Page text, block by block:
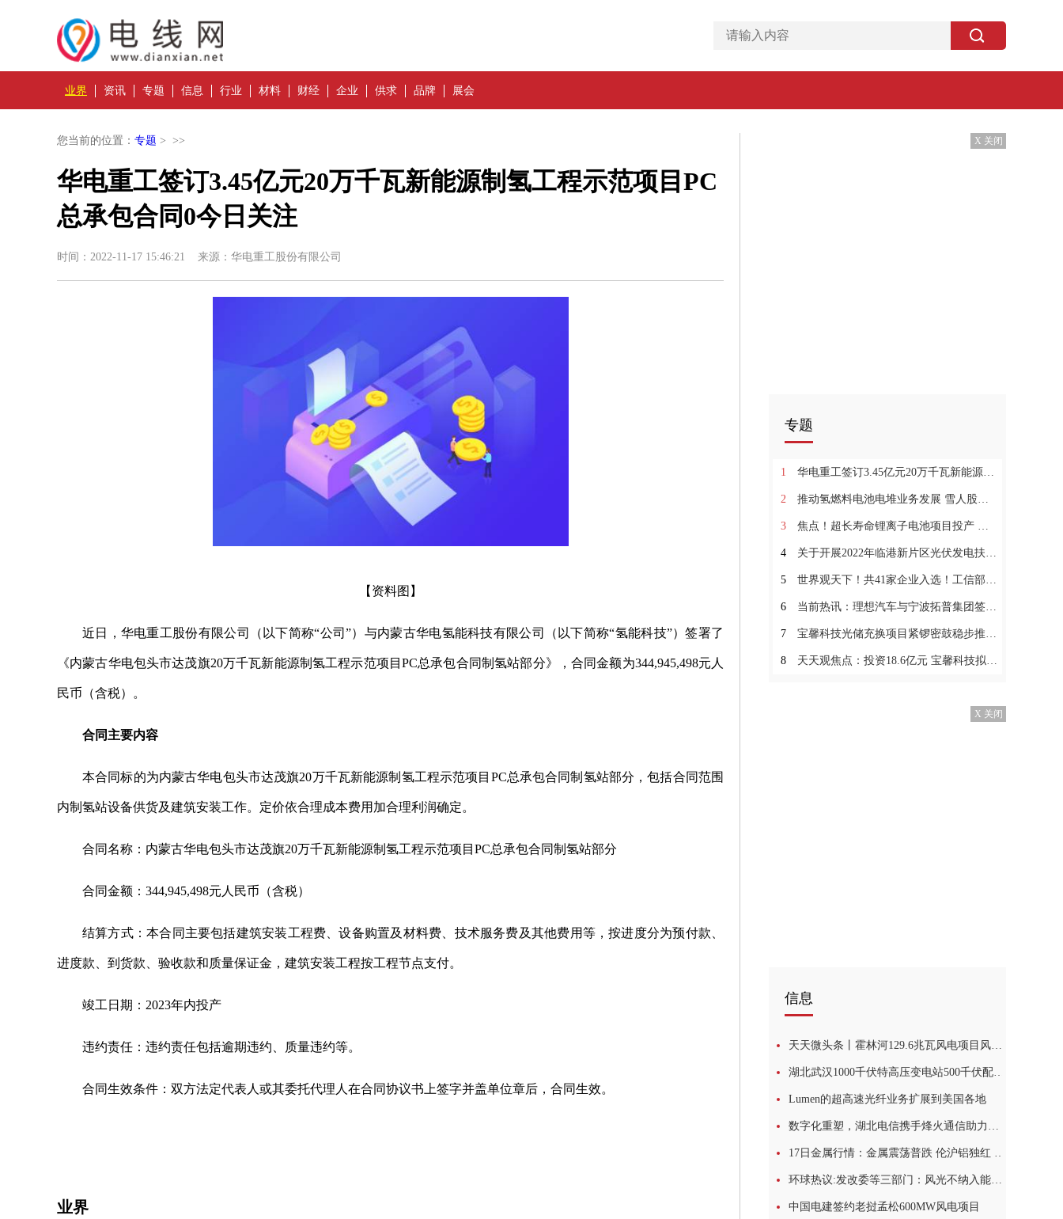
业界 资讯 专题 信息 行业 材料 财经 企业 供求 品牌 展会
您当前的位置： 专题 > >>
华电重工签订3.45亿元20万千瓦新能源制氢工程示范项目PC
总承包合同0今日关注
时间：2022-11-17 15:46:21 来源：华电重工股份有限公司
【资料图】
近日，华电重工股份有限公司（以下简称“公司”）与内蒙古华电氢能科技有限公司（以下简称“氢能科技”）签署了
《内蒙古华电包头市达茂旗20万千瓦新能源制氢工程示范项目PC总承包合同制氢站部分》，合同金额为344,945,498元人
民币（含税）。
合同主要内容
本合同标的为内蒙古华电包头市达茂旗20万千瓦新能源制氢工程示范项目PC总承包合同制氢站部分，包括合同范围
内制氢站设备供货及建筑安装工作。定价依合理成本费用加合理利润确定。
合同名称：内蒙古华电包头市达茂旗20万千瓦新能源制氢工程示范项目PC总承包合同制氢站部分
合同金额：344,945,498元人民币（含税）
结算方式：本合同主要包括建筑安装工程费、设备购置及材料费、技术服务费及其他费用等，按进度分为预付款、
进度款、到货款、验收款和质量保证金，建筑安装工程按工程节点支付。
竣工日期：2023年内投产
违约责任：违约责任包括逾期违约、质量违约等。
合同生效条件：双方法定代表人或其委托代理人在合同协议书上签字并盖单位章后，合同生效。
业界
X 关闭
专题
1 华电重工签订3.45亿元20万千瓦新能源制氢工程示范项目PC总承包合同0今日关注
2 推动氢燃料电池电堆业务发展 雪人股份与日本氢动力公司达成战略合作3世界微速讯
3 焦点！超长寿命锂离子电池项目投产 永兴材料参与建设宁波朗辰独立储能电站项目
4 关于开展2022年临港新片区光伏发电扶持申报工作的通知1快资讯
5 世界观天下！共41家企业入选！工信部就第四批动力电池回收白名单征求意见
6 当前热讯：理想汽车与宁波拓普集团签署战略合作框架协议
7 宝馨科技光储充换项目紧锣密鼓稳步推进4焦点速讯
8 天天观焦点：投资18.6亿元 宝馨科技拟加码投建2GW光伏异质结电池等项目
X 关闭
信息
天天微头条丨霍林河129.6兆瓦风电项目风机全部就位
湖北武汉1000千伏特高压变电站500千伏配套线路成功送电1世界资讯
Lumen的超高速光纤业务扩展到美国各地
数字化重塑，湖北电信携手烽火通信助力酒店业“破茧成蝶”1世界热点评
17日金属行情：金属震荡普跌 伦沪铝独红 黑色系全线飘绿
环球热议:发改委等三部门：风光不纳入能源消费总量 推动可再生能源参与绿证交易
中国电建签约老挝孟松600MW风电项目